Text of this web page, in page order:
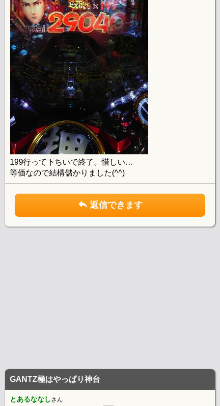
199行って下ちいで終了。惜しい…
等価なので結構儲かりました(^^)
返信できます
GANTZ極はやっぱり神台
とあるななしさん